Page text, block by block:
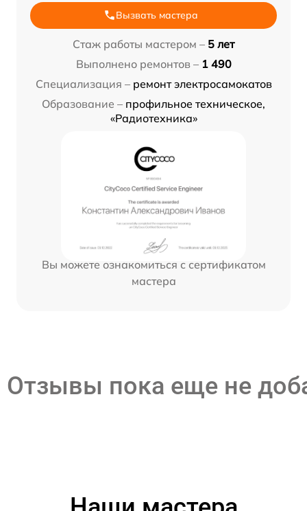
Вызвать мастера
Стаж работы мастером – 5 лет
Выполнено ремонтов – 1 490
Специализация – ремонт электросамокатов
Образование – профильное техническое,
«Радиотехника»
Вы можете ознакомиться с сертификатом
мастера
Отзывы пока еще не